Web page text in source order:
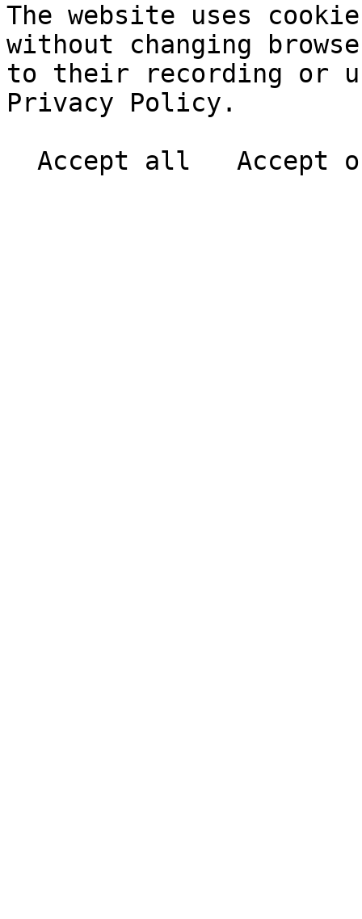
The website uses
without changing
to their recording or
Privacy Policy.